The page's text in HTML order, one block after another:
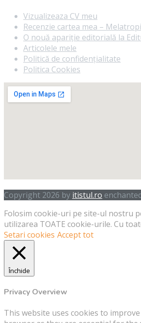
Vizualizeaza CV meu
Recenzie cartea mea –
O nouă apariție editorială la
Articolele mele
Politică de confidențialitate
Politica Cookies
Copyright 2026 by itistul.ro
Folosim cookie-uri pe site-ul nostru
utilizarea TOATE cookie-urile. Cu
Setari cookies Accept tot
Închide
Privacy Overview
This website uses cookies to